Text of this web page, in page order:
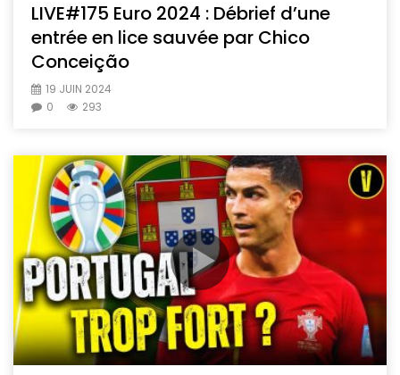
LIVE#175 Euro 2024 : Débrief d’une
entrée en lice sauvée par Chico
Conceição
19 JUIN 2024
0
293